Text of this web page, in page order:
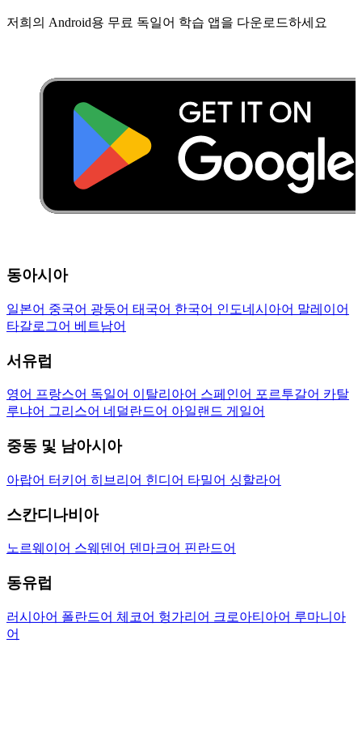
저희의 Android용 무료 독일어 학습 앱을 다운로드하세요
동아시아
일본어 중국어 광둥어 태국어 한국어 인도네시아어 말레이어
타갈로그어 베트남어
서유럽
영어 프랑스어 독일어 이탈리아어 스페인어 포르투갈어 카탈
루냐어 그리스어 네덜란드어 아일랜드 게일어
중동 및 남아시아
아랍어 터키어 히브리어 힌디어 타밀어 싱할라어
스칸디나비아
노르웨이어 스웨덴어 덴마크어 핀란드어
동유럽
러시아어 폴란드어 체코어 헝가리어 크로아티아어 루마니아
어